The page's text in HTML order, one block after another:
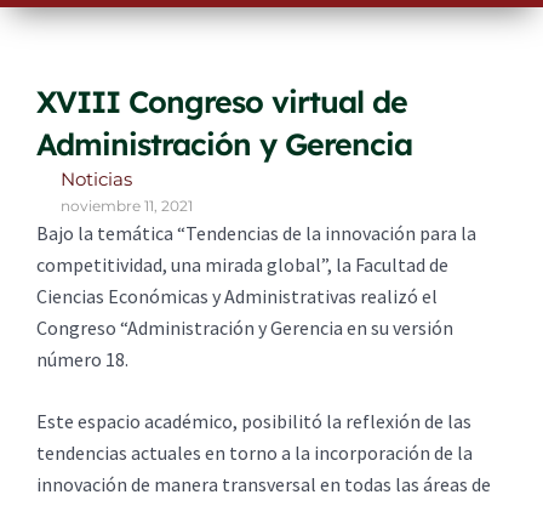
XVIII Congreso virtual de
Administración y Gerencia
Noticias
noviembre 11, 2021
Bajo la temática “Tendencias de la innovación para la
competitividad, una mirada global”, la Facultad de
Ciencias Económicas y Administrativas realizó el
Congreso “Administración y Gerencia en su versión
número 18.
Este espacio académico, posibilitó la reflexión de las
tendencias actuales en torno a la incorporación de la
innovación de manera transversal en todas las áreas de